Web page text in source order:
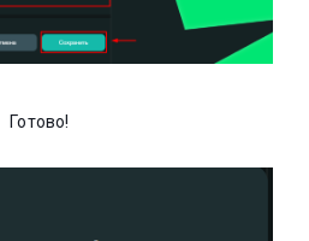
Готово!